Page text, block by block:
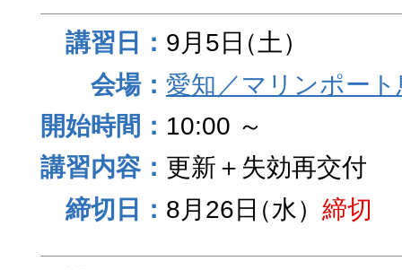
9月5日（土）
愛知／マリンポート
10:00 ～
更新＋失効再交付
8月26日（水） 締切